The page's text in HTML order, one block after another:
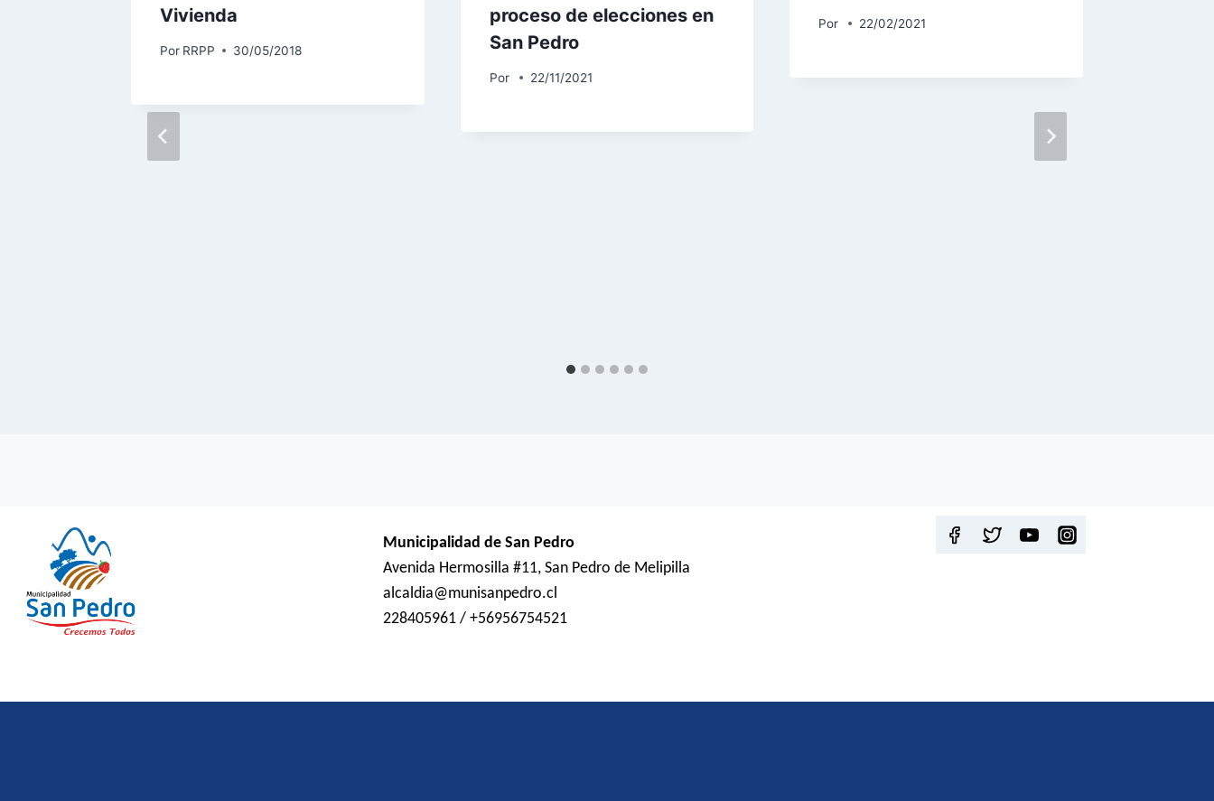
Vivienda
Por RRPP 30/05/2018
proceso de elecciones en
San Pedro
Por 22/11/2021
Por 22/02/2021
Municipalidad de San Pedro
Avenida Hermosilla #11, San Pedro de Melipilla
alcaldia@munisanpedro.cl
228405961 / +56956754521